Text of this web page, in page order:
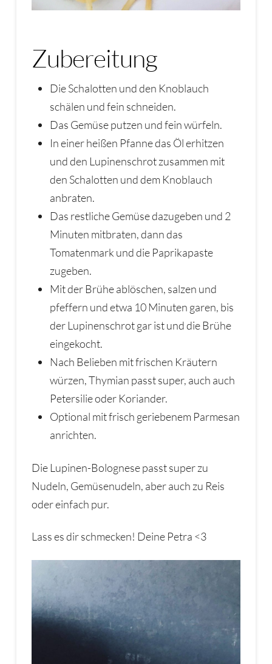
Zubereitung
Die Schalotten und den Knoblauch
schälen und fein schneiden.
Das Gemüse putzen und fein würfeln.
In einer heißen Pfanne das Öl erhitzen
und den Lupinenschrot zusammen mit
den Schalotten und dem Knoblauch
anbraten.
Das restliche Gemüse dazugeben und 2
Minuten mitbraten, dann das
Tomatenmark und die Paprikapaste
zugeben.
Mit der Brühe ablöschen, salzen und
pfeffern und etwa 10 Minuten garen, bis
der Lupinenschrot gar ist und die Brühe
eingekocht.
Nach Belieben mit frischen Kräutern
würzen, Thymian passt super, auch auch
Petersilie oder Koriander.
Optional mit frisch geriebenem Parmesan
anrichten.
Die Lupinen-Bolognese passt super zu
Nudeln, Gemüsenudeln, aber auch zu Reis
oder einfach pur.
Lass es dir schmecken! Deine Petra <3